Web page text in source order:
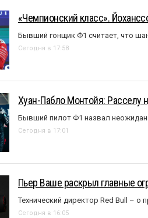
«Чемпионский класс».
Бывший гонщик Ф1 считает, что
Сегодня в 17:58
Хуан-Пабло Монтойя: Расселу
Бывший пилот Ф1 назвал
Сегодня в 17:01
Пьер Ваше раскрыл главные
Технический директор Red Bull – о
Сегодня в 16:05